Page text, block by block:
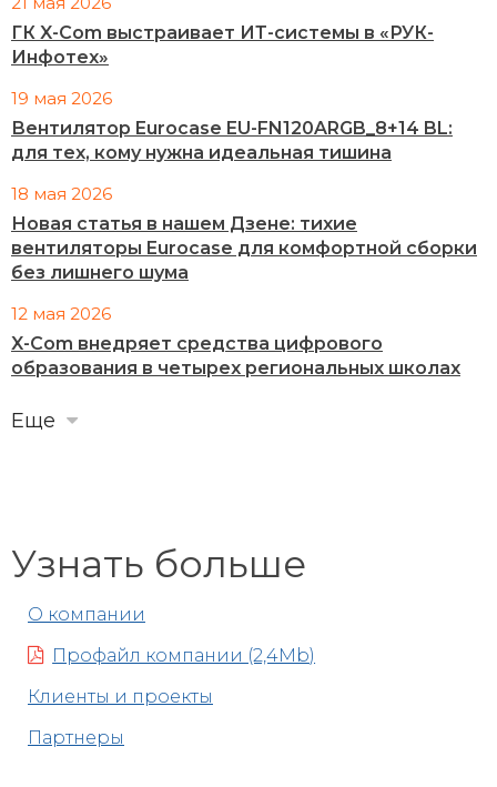
ГК X-Com выстраивает ИТ-системы в «РУК-
Инфотех»
19 мая 2026
Вентилятор Eurocase EU-FN120ARGB_8+14 BL:
для тех, кому нужна идеальная тишина
18 мая 2026
Новая статья в нашем Дзене: тихие
вентиляторы Eurocase для комфортной сборки
без лишнего шума
12 мая 2026
X-Com внедряет средства цифрового
образования в четырех региональных школах
Еще
Узнать больше
О компании
Профайл компании (2,4Mb)
Клиенты и проекты
Партнеры